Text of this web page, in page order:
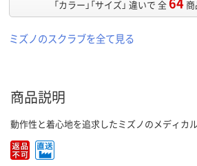
「カラー」「サイズ」 違いで 全 商
ミズノのスクラブを全て見る
商品説明
動作性と着心地を追求したミズノのメディカル